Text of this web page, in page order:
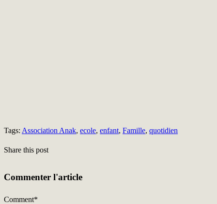
Tags: Association Anak, ecole, enfant, Famille, quotidien
Share this post
Commenter l'article
Comment*